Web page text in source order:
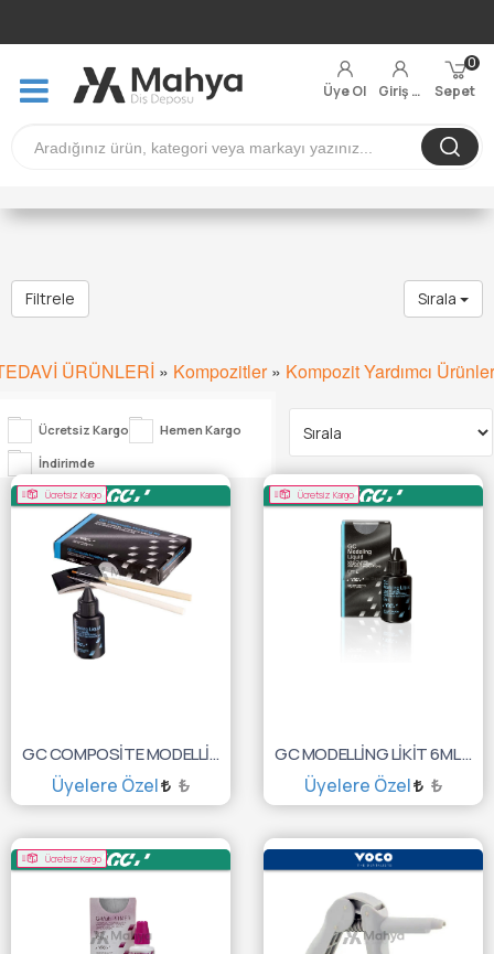
Üye Ol Giriş Yap Sepet
0
Filtrele Sırala
ÜRÜNLERİ » Kompozitler» Kompozit Yardımcı
Ücretsiz Kargo
Hemen Kargo
İndirimde
Ücretsiz Kargo
GC COMPOSİTE MODELLİNG KİT(1x6ML+2xSAP+10xFIRÇA)
Üyelere Özel ₺
SEPETE EKLE
Ücretsiz Kargo
GC MODELLİNG LİKİT 6ML REFİL 10001381
Üyelere Özel ₺
SEPETE EKLE
Ücretsiz Kargo